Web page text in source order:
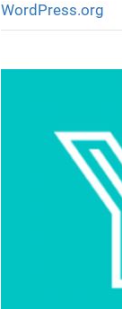
WordPress.org